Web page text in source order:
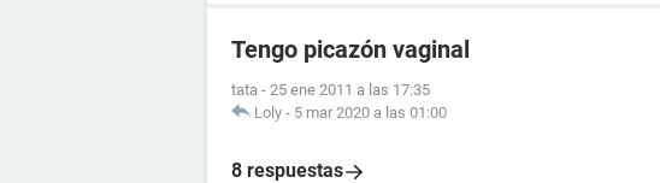
Tengo picazón vaginal
tata - 25 ene 2011 a las 17:35
Loly - 5 mar 2020 a las 01:00
8 respuestas